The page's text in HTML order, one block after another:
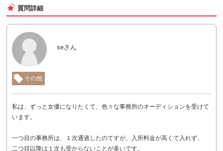
質問詳細
seさん
その他
私は、ずっと女優になりたくて、色々な事務所のオーディションを受けて
います。
一つ目の事務所は、１次通過したのてすが、入所料金が高くて入れず、
二つ目以降は１次も受からないことが多いです。